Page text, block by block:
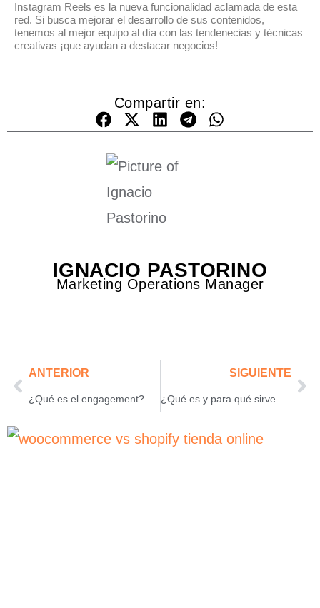
Instagram Reels es la nueva funcionalidad aclamada de esta
red. Si busca mejorar el desarrollo de sus contenidos,
tenemos al mejor equipo al día con las tendenecias y técnicas
creativas ¡que ayudan a destacar negocios!
Compartir en:
IGNACIO PASTORINO
Marketing Operations Manager
ANTERIOR
¿Qué es el engagement?
SIGUIENTE